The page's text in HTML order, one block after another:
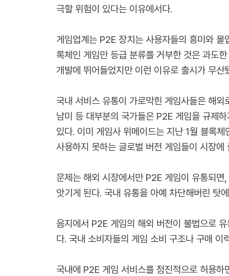
극할 위험이 있다는 이유에서다.
게임업계는 P2E 장치는 사용자들의 흥미와
록체인 게임만 등급 분류를 거부한 것은 과도
개발에 뛰어들었지만 이런 이유로 출시가 무산
국내 서비스 유통이 가로막힌 게임사들은 해
남미 등 대부분의 국가들은 P2E 게임을 규제
있다. 이미 게임사 위메이드는 지난 1월 블록
사용하지 못하는 글로벌 버전 게임들이 시장에
문제는 해외 시장에서만 P2E 게임이 유통되
앗기게 된다. 국내 유통을 아예 차단해버린 탓
음지에서 P2E 게임의 해외 버전이 불법으로
다. 국내 소비자들의 게임 소비 구조나 구매
국내에 P2E 게임 서비스를 점진적으로 허용